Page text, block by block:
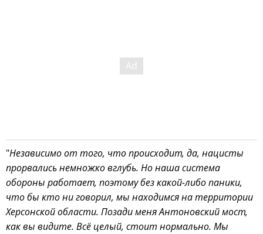
"Независимо от того, что происходит, да, нацисты
прорвались немножко вглубь. Но наша система
обороны работает, поэтому без какой-либо паники,
что бы кто ни говорил, мы находимся на территории
Херсонской области. Позади меня Антоновский мост,
как вы видите. Всё целый, стоит нормально. Мы